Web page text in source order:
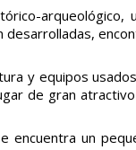
y equipos
de gran
un